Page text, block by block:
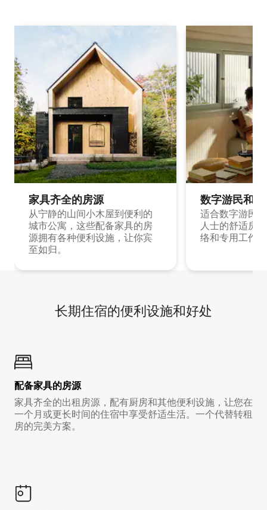
家具齐全的房源
从宁静的山间小木屋到便利的
城市公寓，这些配备家具的房
源拥有各种便利设施，让你宾
至如归。
数字游民和
适合数字游民
人士的舒适房
络和专用工作
长期住宿的便利设施和好处
配备家具的房源
家具齐全的出租房源，配有厨房和其他便利设施，让您在
一个月或更长时间的住宿中享受舒适生活。一个代替转租
房的完美方案。